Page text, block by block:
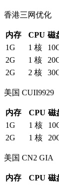
香港三网优化
内存 CPU 磁
1G
1 核
2G
1 核
2G
2 核
美国 CUII9929
内存 CPU 磁
1G
1 核
2G
1 核
美国 CN2 GIA
内存 CPU 磁